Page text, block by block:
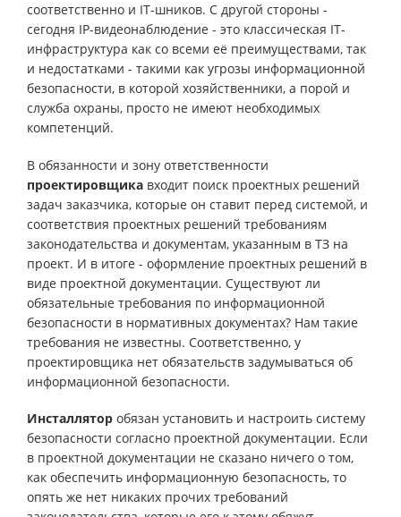
соответственно и IT-шников. С другой стороны -
сегодня IP-видеонаблюдение - это классическая IT-
инфраструктура как со всеми её преимуществами, так
и недостатками - такими как угрозы информационной
безопасности, в которой хозяйственники, а порой и
служба охраны, просто не имеют необходимых
компетенций.
В обязанности и зону ответственности
проектировщика входит поиск проектных решений
задач заказчика, которые он ставит перед системой, и
соответствия проектных решений требованиям
законодательства и документам, указанным в ТЗ на
проект. И в итоге - оформление проектных решений в
виде проектной документации. Существуют ли
обязательные требования по информационной
безопасности в нормативных документах? Нам такие
требования не известны. Соответственно, у
проектировщика нет обязательств задумываться об
информационной безопасности.
Инсталлятор обязан установить и настроить систему
безопасности согласно проектной документации. Если
в проектной документации не сказано ничего о том,
как обеспечить информационную безопасность, то
опять же нет никаких прочих требований